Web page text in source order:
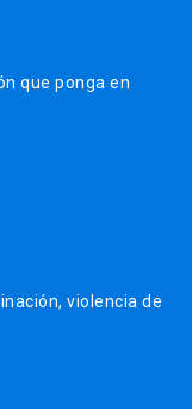
que ponga en
violencia de